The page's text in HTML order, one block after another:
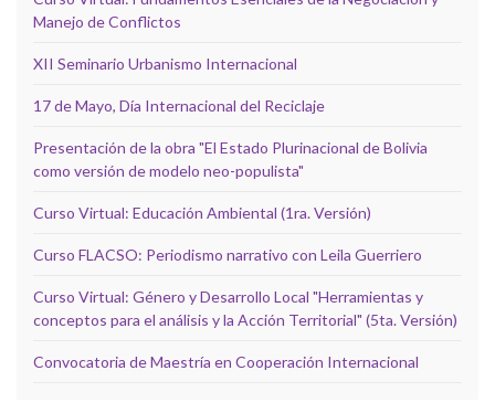
Manejo de Conflictos
XII Seminario Urbanismo Internacional
17 de Mayo, Día Internacional del Reciclaje
Presentación de la obra "El Estado Plurinacional de Bolivia
como versión de modelo neo-populista"
Curso Virtual: Educación Ambiental (1ra. Versión)
Curso FLACSO: Periodismo narrativo con Leila Guerriero
Curso Virtual: Género y Desarrollo Local "Herramientas y
conceptos para el análisis y la Acción Territorial" (5ta. Versión)
Convocatoria de Maestría en Cooperación Internacional